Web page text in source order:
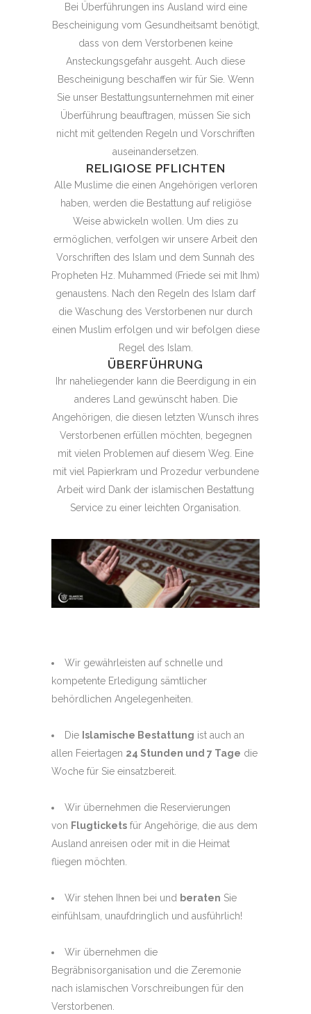
Bei Überführungen ins Ausland wird eine
Bescheinigung vom Gesundheitsamt benötigt,
dass von dem Verstorbenen keine
Ansteckungsgefahr ausgeht. Auch diese
Bescheinigung beschaffen wir für Sie. Wenn
Sie unser Bestattungsunternehmen mit einer
Überführung beauftragen, müssen Sie sich
nicht mit geltenden Regeln und Vorschriften
auseinandersetzen.
RELIGIOSE PFLICHTEN
Alle Muslime die einen Angehörigen verloren
haben, werden die Bestattung auf religiöse
Weise abwickeln wollen. Um dies zu
ermöglichen, verfolgen wir unsere Arbeit den
Vorschriften des Islam und dem Sunnah des
Propheten Hz. Muhammed (Friede sei mit Ihm)
genaustens. Nach den Regeln des Islam darf
die Waschung des Verstorbenen nur durch
einen Muslim erfolgen und wir befolgen diese
Regel des Islam.
ÜBERFÜHRUNG
Ihr naheliegender kann die Beerdigung in ein
anderes Land gewünscht haben. Die
Angehörigen, die diesen letzten Wunsch ihres
Verstorbenen erfüllen möchten, begegnen
mit vielen Problemen auf diesem Weg. Eine
mit viel Papierkram und Prozedur verbundene
Arbeit wird Dank der islamischen Bestattung
Service zu einer leichten Organisation.
Wir gewährleisten auf schnelle und
kompetente Erledigung sämtlicher
behördlichen Angelegenheiten.
Die Islamische Bestattung ist auch an
allen Feiertagen 24 Stunden und 7 Tage die
Woche für Sie einsatzbereit.
Wir übernehmen die Reservierungen
von Flugtickets für Angehörige, die aus dem
Ausland anreisen oder mit in die Heimat
fliegen möchten.
Wir stehen Ihnen bei und beraten Sie
einfühlsam, unaufdringlich und ausführlich!
Wir übernehmen die
Begräbnisorganisation und die Zeremonie
nach islamischen Vorschreibungen für den
Verstorbenen.